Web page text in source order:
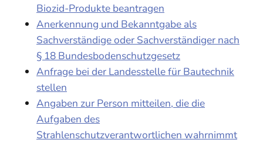
Biozid-Produkte beantragen
Anerkennung und Bekanntgabe als
Sachverständige oder Sachverständiger nach
§ 18 Bundesbodenschutzgesetz
Anfrage bei der Landesstelle für Bautechnik
stellen
Angaben zur Person mitteilen, die die
Aufgaben des
Strahlenschutzverantwortlichen wahrnimmt